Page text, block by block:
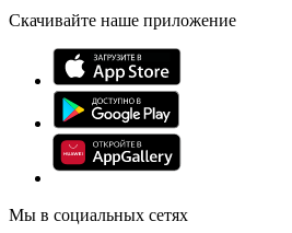
Скачивайте наше приложение
Мы в социальных сетях